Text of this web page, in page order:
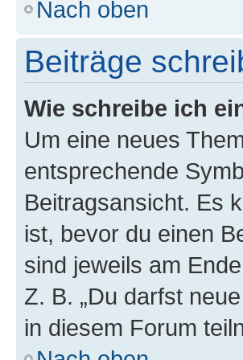
Nach oben
Beiträge
Wie schreibe ich
Um eine neues
entsprechende
Beitragsansicht. Es
ist, bevor du einen
sind jeweils am
Z. B. „Du darfst
in diesem Forum